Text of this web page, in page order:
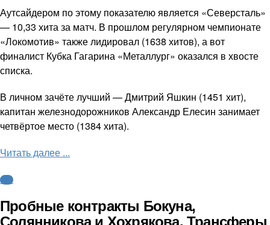
Аутсайдером по этому показателю является «Северсталь»
— 10,33 хита за матч. В прошлом регулярном чемпионате
«Локомотив» также лидировал (1638 хитов), а вот
финалист Кубка Гагарина «Металлург» оказался в хвосте
списка.
В личном зачёте лучший — Дмитрий Яшкин (1451 хит),
капитан железнодорожников Александр Елесин занимает
четвёртое место (1384 хита).
Читать далее ...
КХЛ
Пробные контракты Бокуна,